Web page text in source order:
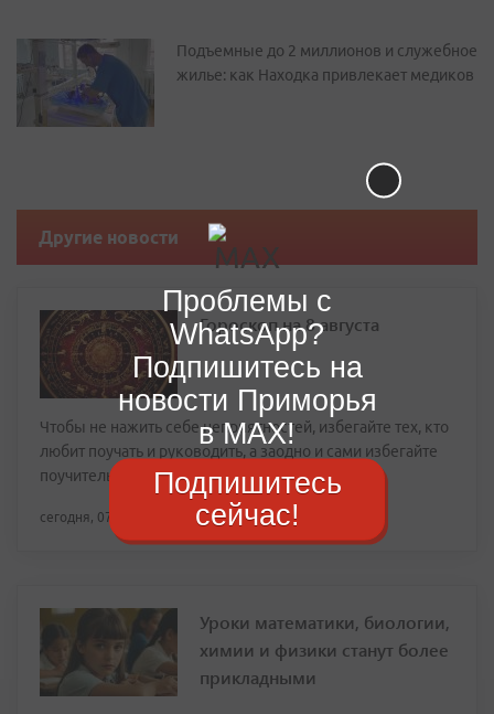
Подъемные до 2 миллионов и служебное
жилье: как Находка привлекает медиков
Другие новости
Гороскоп на 8 августа
Чтобы не нажить себе неприятностей, избегайте тех, кто
любит поучать и руководить, а заодно и сами избегайте
поучительных ноток в своем голосе
сегодня, 07:32
Уроки математики, биологии,
химии и физики станут более
прикладными
Проблемы с
WhatsApp?
Подпишитесь на
новости Приморья
в MAX!
Подпишитесь
сейчас!